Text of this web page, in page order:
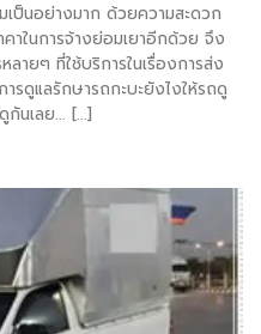
เป็นอย่างมาก ด้วยความสะดวก
าในการจ้างย่อมเยาอีกด้วย จึง
ายๆ ที่ใช้บริการในเรื่องการส่ง
รดูแลรักษารถกะบะยังไงให้รถดู
กันเลย... [...]